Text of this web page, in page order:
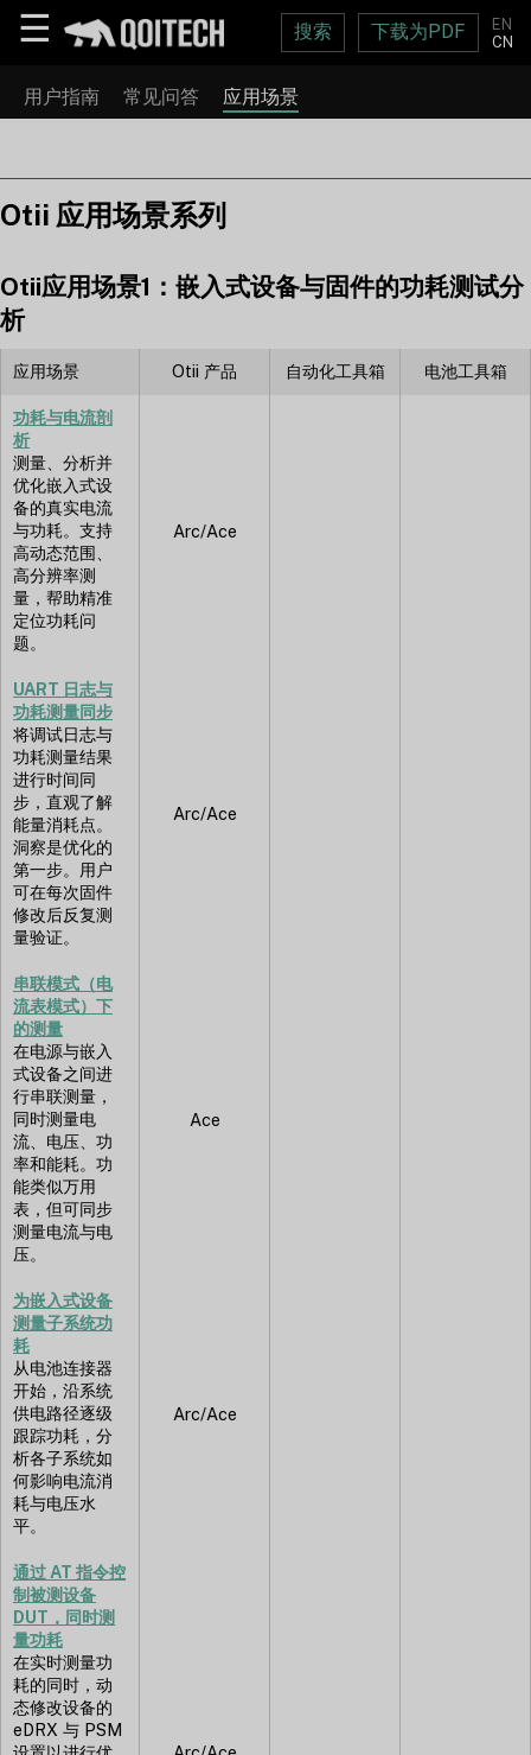
☰ 搜索 下载为PDF
EN
CN
用户指南 常见问答 应用场景
Otii 应用场景系列
Otii应用场景1：嵌入式设备与固件的功耗测试分
析
应用场景 Otii 产品 自动化工具箱 电池工具箱
功耗与电流剖
析
测量、分析并
优化嵌入式设
备的真实电流
与功耗。支持
高动态范围、
高分辨率测
量，帮助精准
定位功耗问
题。
Arc/Ace
UART 日志与
功耗测量同步
将调试日志与
功耗测量结果
进行时间同
步，直观了解
能量消耗点。
洞察是优化的
第一步。用户
可在每次固件
修改后反复测
量验证。
Arc/Ace
串联模式（电
流表模式）下
的测量
在电源与嵌入
式设备之间进
行串联测量，
同时测量电
流、电压、功
率和能耗。功
能类似万用
表，但可同步
测量电流与电
压。
Ace
为嵌入式设备
测量子系统功
耗
从电池连接器
开始，沿系统
供电路径逐级
跟踪功耗，分
析各子系统如
何影响电流消
耗与电压水
平。
Arc/Ace
通过 AT 指令控
制被测设备
DUT，同时测
量功耗
在实时测量功
耗的同时，动
态修改设备的
eDRX 与 PSM